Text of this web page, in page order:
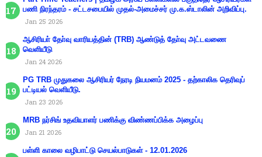
பணி நிரந்தரம் - சட்டசபையில் முதல்-அமைச்சர் மு.க.ஸ்டாலின் அறிவிப்பு.
Jan 25 2026
ஆசிரியா் தோ்வு வாரியத்தின் (TRB) ஆண்டுத் தோ்வு அட்டவணை
வெளியீடு
Jan 24 2026
PG TRB முதுகலை ஆசிரியர் நேரடி நியமனம் 2025 - தற்காலிக தெரிவுப்
பட்டியல் வெளியீடு.
Jan 23 2026
MRB நர்சிங் உதவியாளர் பணிக்கு விண்ணப்பிக்க அழைப்பு
Jan 21 2026
பள்ளி காலை வழிபாட்டு செயல்பாடுகள் - 12.01.2026